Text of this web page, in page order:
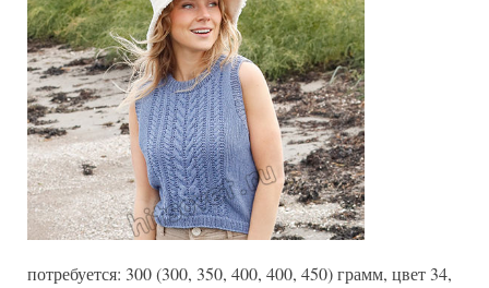
потребуется: 300 (300, 350, 400, 400, 450) грамм, цвет 34,